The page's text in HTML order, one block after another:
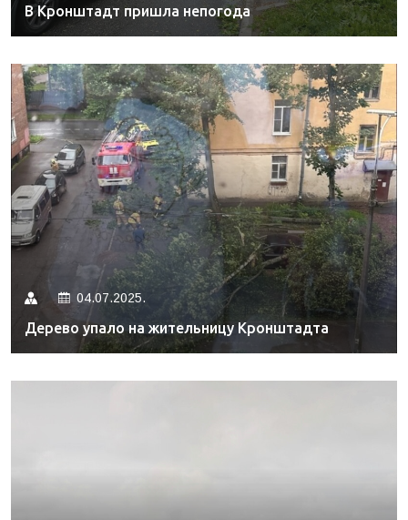
В Кронштадт пришла непогода
04.07.2025.
Дерево упало на жительницу Кронштадта